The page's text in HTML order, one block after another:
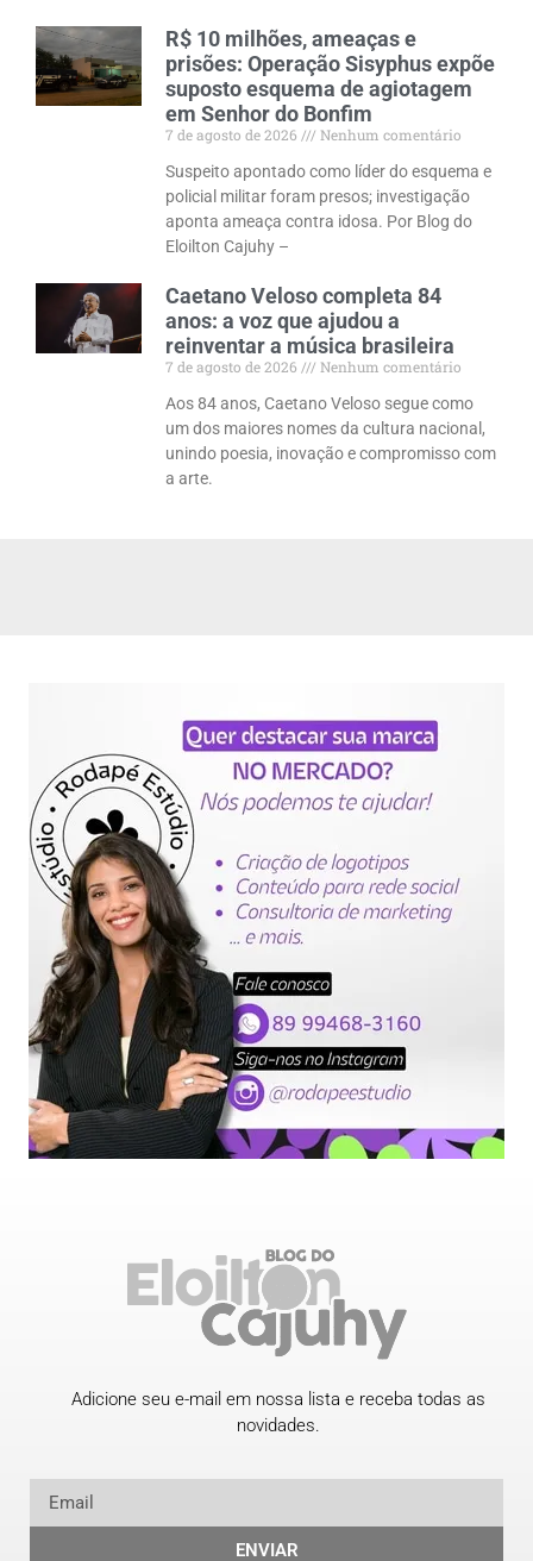
R$ 10 milhões, ameaças e
prisões: Operação Sisyphus expõe
suposto esquema de agiotagem
em Senhor do Bonfim
7 de agosto de 2026
Nenhum comentário
Suspeito apontado como líder do esquema e
policial militar foram presos; investigação
aponta ameaça contra idosa. Por Blog do
Eloilton Cajuhy –
Caetano Veloso completa 84
anos: a voz que ajudou a
reinventar a música brasileira
7 de agosto de 2026
Nenhum comentário
Aos 84 anos, Caetano Veloso segue como
um dos maiores nomes da cultura nacional,
unindo poesia, inovação e compromisso com
a arte.
Adicione seu e-mail em nossa lista e receba todas as
novidades.
ENVIAR